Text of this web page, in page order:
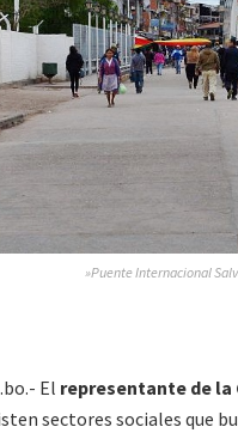
»Puente Internacional
El representante de la
sectores sociales que